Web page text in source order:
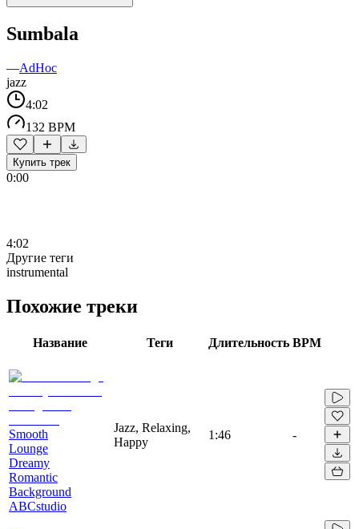
Sumbala
—AdHoc
jazz
4:02
132 BPM
Купить трек
0:00
4:02
Другие теги
instrumental
Похожие треки
Название Теги Длительность BPM
Smooth
Lounge
Dreamy
Romantic
Background
ABCstudio
Jazz, Relaxing,
Happy
1:46 -